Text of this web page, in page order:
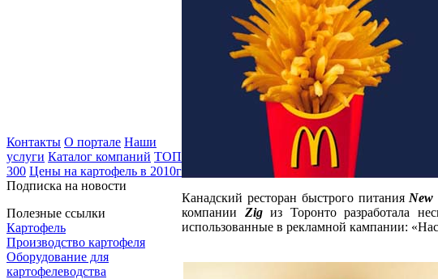
Контакты О портале Наши
услуги Каталог компаний ТОП
300 Цены на картофель в 2010г
Подписка на новости
Полезные ссылки
Картофель
Производство картофеля
Оборудование для
картофелеводства
Канадский ресторан быстрого питания New
компании Zigиз Торонто разработала
использованные в рекламной кампании: